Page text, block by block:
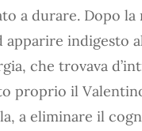
a durare. Dopo
indigesto
che trovava
proprio il
a eliminare il